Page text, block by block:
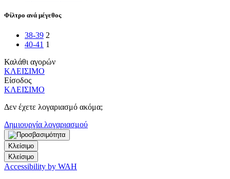
Φίλτρο ανά μέγεθος
38-39 2
40-41 1
Καλάθι αγορών
ΚΛΕΙΣΙΜΟ
Είσοδος
ΚΛΕΙΣΙΜΟ
Δεν έχετε λογαριασμό ακόμα;
Δημιουργία λογαριασμού
Κλείσιμο
Κλείσιμο
Accessibility by WAH